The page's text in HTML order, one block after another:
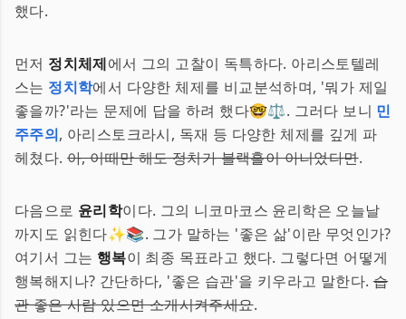
했다.
먼저 정치체제에서 그의 고찰이 독특하다. 아리스토텔레
스는 정치학에서 다양한 체제를 비교분석하며, '뭐가 제일
좋을까?'라는 문제에 답을 하려 했다🤓⚖️. 그러다 보니 민
주주의, 아리스토크라시, 독재 등 다양한 체제를 깊게 파
헤쳤다. 아, 이때만 해도 정치가 블랙홀이 아니었다면.
다음으로 윤리학이다. 그의 니코마코스 윤리학은 오늘날
까지도 읽힌다✨📚. 그가 말하는 '좋은 삶'이란 무엇인가?
여기서 그는 행복이 최종 목표라고 했다. 그렇다면 어떻게
행복해지나? 간단하다, '좋은 습관'을 키우라고 말한다.습
관 좋은 사람 있으면 소개시켜주세요.